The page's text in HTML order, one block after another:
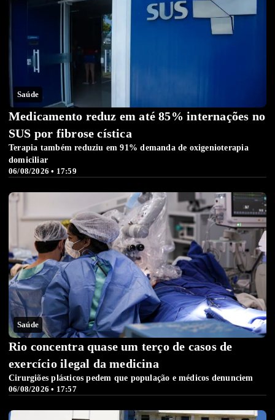
Saúde
06/08/2026 • 17:59
Medicamento reduz em até 85% internações no
SUS por fibrose cística
Terapia também reduziu em 91% demanda de oxigenioterapia
domiciliar
Saúde
06/08/2026 • 17:57
Rio concentra quase um terço de casos de
exercício ilegal da medicina
Cirurgiões plásticos pedem que população e médicos denunciem